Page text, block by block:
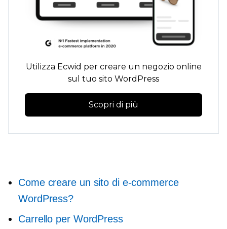
Utilizza Ecwid per creare un negozio online
sul tuo sito WordPress
Scopri di più
Come creare un sito di e-commerce
WordPress?
Carrello per WordPress